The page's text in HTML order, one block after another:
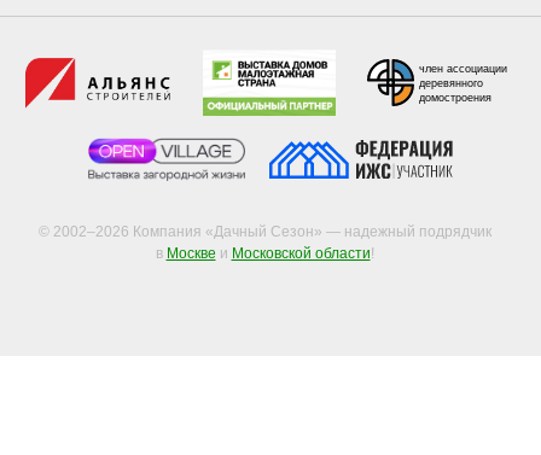
© 2002–2026 Компания «Дачный Сезон» — надежный подрядчик
в Москве и Московской области!
член ассоциации
деревянного
домостроения